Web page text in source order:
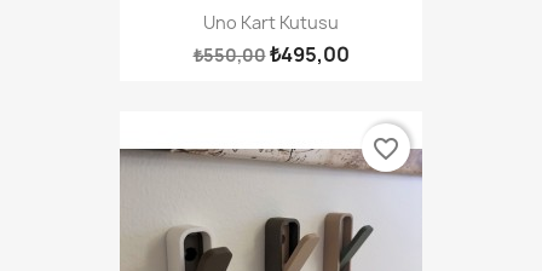
Uno Kart Kutusu
₺550,00₺495,00
favorite_border